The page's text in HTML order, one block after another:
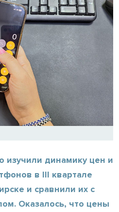
изучили динамику цен и
в III квартале
и сравнили их с
Оказалось, что цены